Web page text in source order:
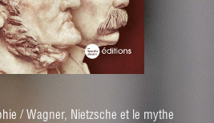
/ Wagner, Nietzsche et le mythe